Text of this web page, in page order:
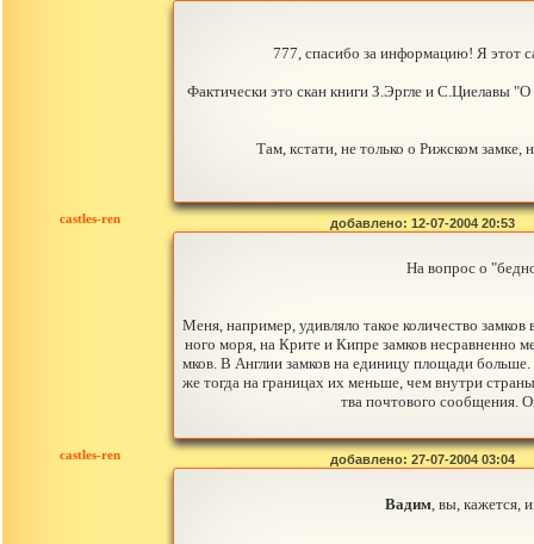
777, спасибо за информацию! Я этот
Фактически это скан книги З.Эргле и С.Циелавы "О
Там, кстати, не только о Рижском
castles-ren добавлено: 12-07-2004 20:53
На вопрос о
Меня, например, удивляло такое количество
ного моря, на Крите и Кипре замков несравненно
мков. В Англии замков на единицу площади
же тогда на границах их меньше, чем внутри
тва почтового сообщения.
castles-ren добавлено: 27-07-2004 03:04
Вадим, вы, кажется,